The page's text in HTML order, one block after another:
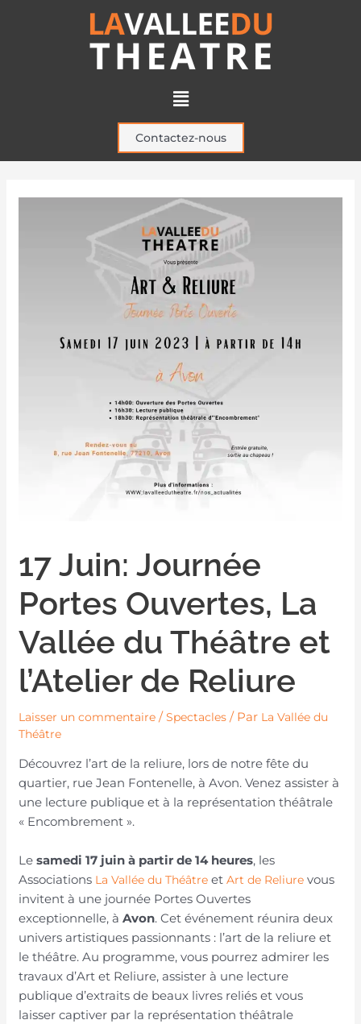
Menu
Contactez-nous
17 Juin: Journée
Portes Ouvertes, La
Vallée du Théâtre et
l’Atelier de Reliure
Laisser un commentaire /Spectacles / Par La Vallée du
Théâtre
Découvrez l’art de la reliure, lors de notre fête du
quartier, rue Jean Fontenelle, à Avon. Venez assister à
une lecture publique et à la représentation théâtrale
« Encombrement ».
Lesamedi 17 juin à partir de 14 heures, les
Associations La Vallée du Théâtre etArt de Reliure vous
invitent à une journée Portes Ouvertes
exceptionnelle, àAvon. Cet événement réunira deux
univers artistiques passionnants : l’art de la reliure et
le théâtre. Au programme, vous pourrez admirer les
travaux d’Art et Reliure, assister à une lecture
publique d’extraits de beaux livres reliés et vous
laisser captiver par la représentation théâtrale